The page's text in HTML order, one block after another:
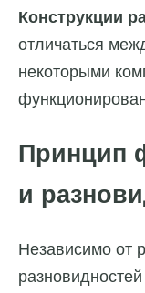
Конструкции
отличаться
некоторыми
Принцип
и
Независимо от